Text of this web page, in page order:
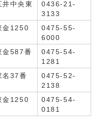
井中央東
0436-21-
3133
金1250
0475-55-
6000
金587番
0475-54-
1281
名37番
0475-52-
2138
金1250
0475-54-
0181